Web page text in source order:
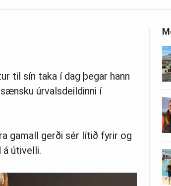
til sín taka í dag þegar hann
úrvalsdeildinni í
gamall gerði sér lítið fyrir og
útivelli.